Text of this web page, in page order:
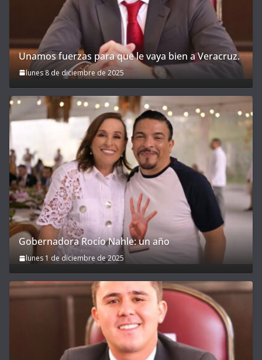
Unamos fuerzas para que le vaya bien a Veracruz.
lunes 8 de diciembre de 2025
Gobernadora Rocío Nahle: un año
lunes 1 de diciembre de 2025